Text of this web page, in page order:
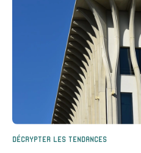
Décrypter les tendances